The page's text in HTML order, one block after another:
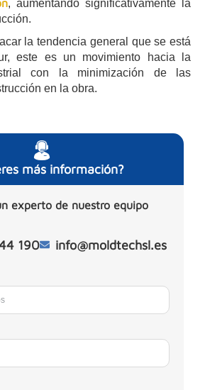
, aumentando significativamente la
la tendencia general que se está
este es un movimiento hacia la
con la minimización de las
en la obra.
más información?
experto de nuestro equipo
190 info@moldtechsl.es